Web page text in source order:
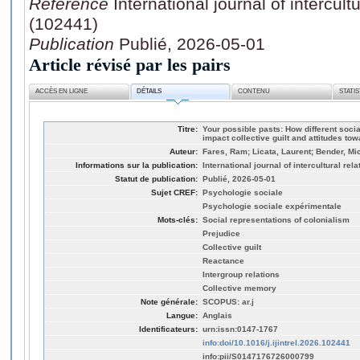
(102441)
Publication Publié, 2026-05-01
Article révisé par les pairs
ACCÈS EN LIGNE DÉTAILS CONTENU
Titre: Your possible pasts: How different
impact collective guilt and attitudes
Auteur: Fares, Ram; Licata, Laurent; Bender,
Informations sur la publication: International journal of intercultural
Statut de publication: Publié, 2026-05-01
Sujet CREF: Psychologie sociale
Psychologie sociale expérimentale
Mots-clés: Social representations of colonialism
Prejudice
Collective guilt
Reactance
Intergroup relations
Collective memory
Note générale: SCOPUS: ar.j
Langue: Anglais
Identificateurs: urn:issn:0147-1767
info:doi/10.1016/j.ijintrel.2026.102441
info:pii/S0147176726000799